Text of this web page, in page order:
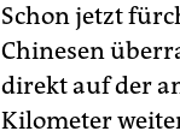
Schon jetzt
Chinesen
direkt auf der
Kilometer